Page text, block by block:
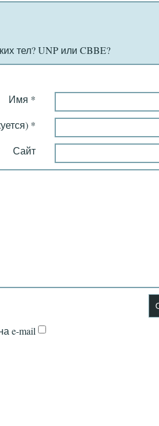
тел? UNP или CBBE?
Имя *
*
Сайт
e-mail